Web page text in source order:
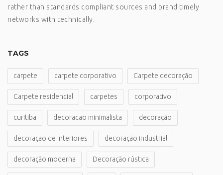
rather than standards compliant sources and brand timely
networks with technically.
TAGS
carpete carpete corporativo Carpete decoração
Carpete residencial carpetes corporativo
curitiba decoracao minimalista decoração
decoração de interiores decoração industrial
decoração moderna Decoração rústica